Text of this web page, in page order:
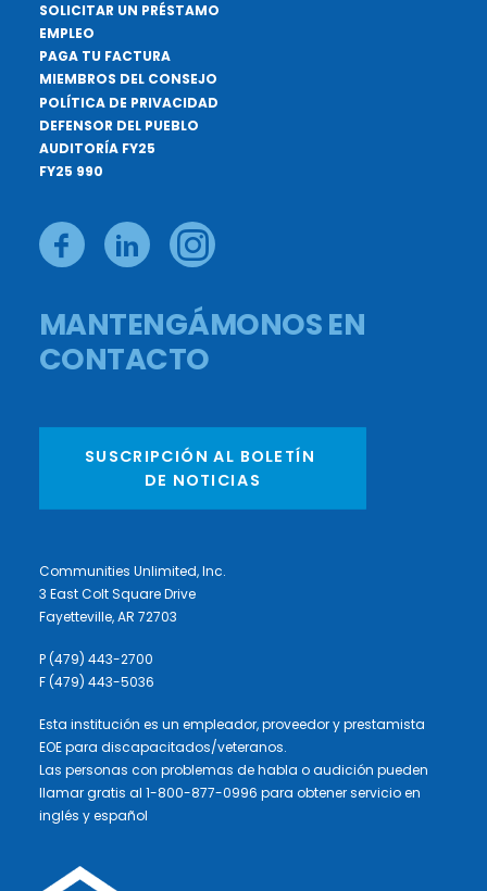
SOLICITAR UN PRÉSTAMO
EMPLEO
PAGA TU FACTURA
MIEMBROS DEL CONSEJO
POLÍTICA DE PRIVACIDAD
DEFENSOR DEL PUEBLO
AUDITORÍA FY25
FY25 990
MANTENGÁMONOS EN
CONTACTO
SUSCRIPCIÓN AL BOLETÍN
DE NOTICIAS
Communities Unlimited, Inc.
3 East Colt Square Drive
Fayetteville, AR 72703
P (479) 443-2700
F (479) 443-5036
Esta institución es un empleador, proveedor y prestamista
EOE para discapacitados/veteranos.
Las personas con problemas de habla o audición pueden
llamar gratis al 1-800-877-0996 para obtener servicio en
inglés y español